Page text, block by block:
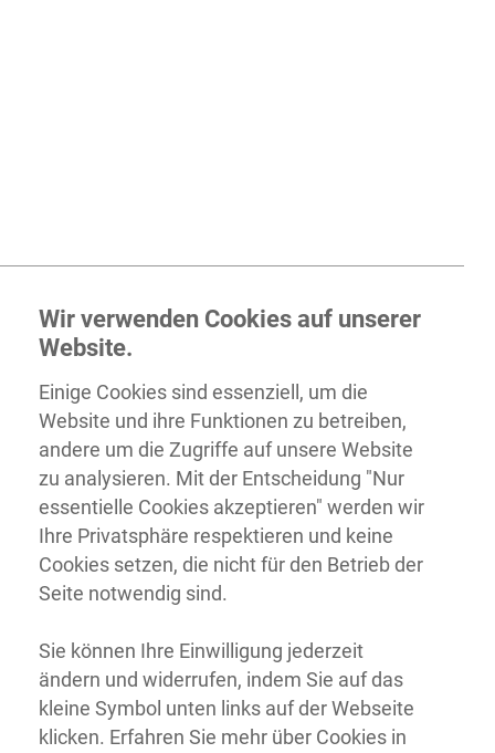
Wir verwenden Cookies auf unserer
Website.
Einige Cookies sind essenziell, um die
Website und ihre Funktionen zu betreiben,
andere um die Zugriffe auf unsere Website
zu analysieren. Mit der Entscheidung "Nur
essentielle Cookies akzeptieren" werden wir
Ihre Privatsphäre respektieren und keine
Cookies setzen, die nicht für den Betrieb der
Seite notwendig sind.
Sie können Ihre Einwilligung jederzeit
ändern und widerrufen, indem Sie auf das
kleine Symbol unten links auf der Webseite
klicken. Erfahren Sie mehr über Cookies in